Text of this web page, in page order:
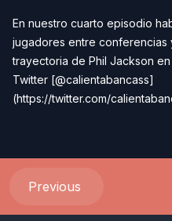
En nuestro cuarto episodio
jugadores entre conferencias
trayectoria de Phil Jackson
Twitter [@calientabancass]
(https://twitter.com/
Previous